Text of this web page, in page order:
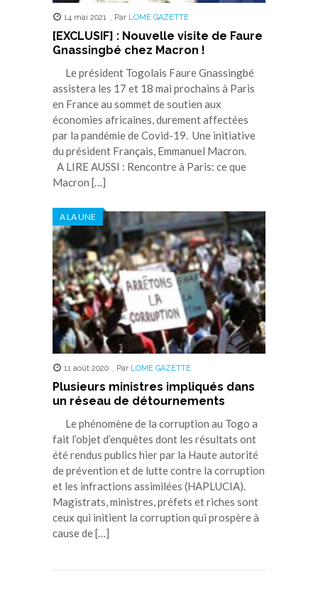
14 mai 2021 , Par LOME GAZETTE
[EXCLUSIF] : Nouvelle visite de Faure
Gnassingbé chez Macron !
Le président Togolais Faure Gnassingbé
assistera les 17 et 18 mai prochains à Paris
en France au sommet de soutien aux
économies africaines, durement affectées
par la pandémie de Covid-19. Une initiative
du président Français, Emmanuel Macron.
A LIRE AUSSI : Rencontre à Paris: ce que
Macron […]
A LA UNE
11 août 2020 , Par LOME GAZETTE
Plusieurs ministres impliqués dans
un réseau de détournements
Le phénomène de la corruption au Togo a
fait l’objet d’enquêtes dont les résultats ont
été rendus publics hier par la Haute autorité
de prévention et de lutte contre la corruption
et les infractions assimilées (HAPLUCIA).
Magistrats, ministres, préfets et riches sont
ceux qui initient la corruption qui prospère à
cause de […]